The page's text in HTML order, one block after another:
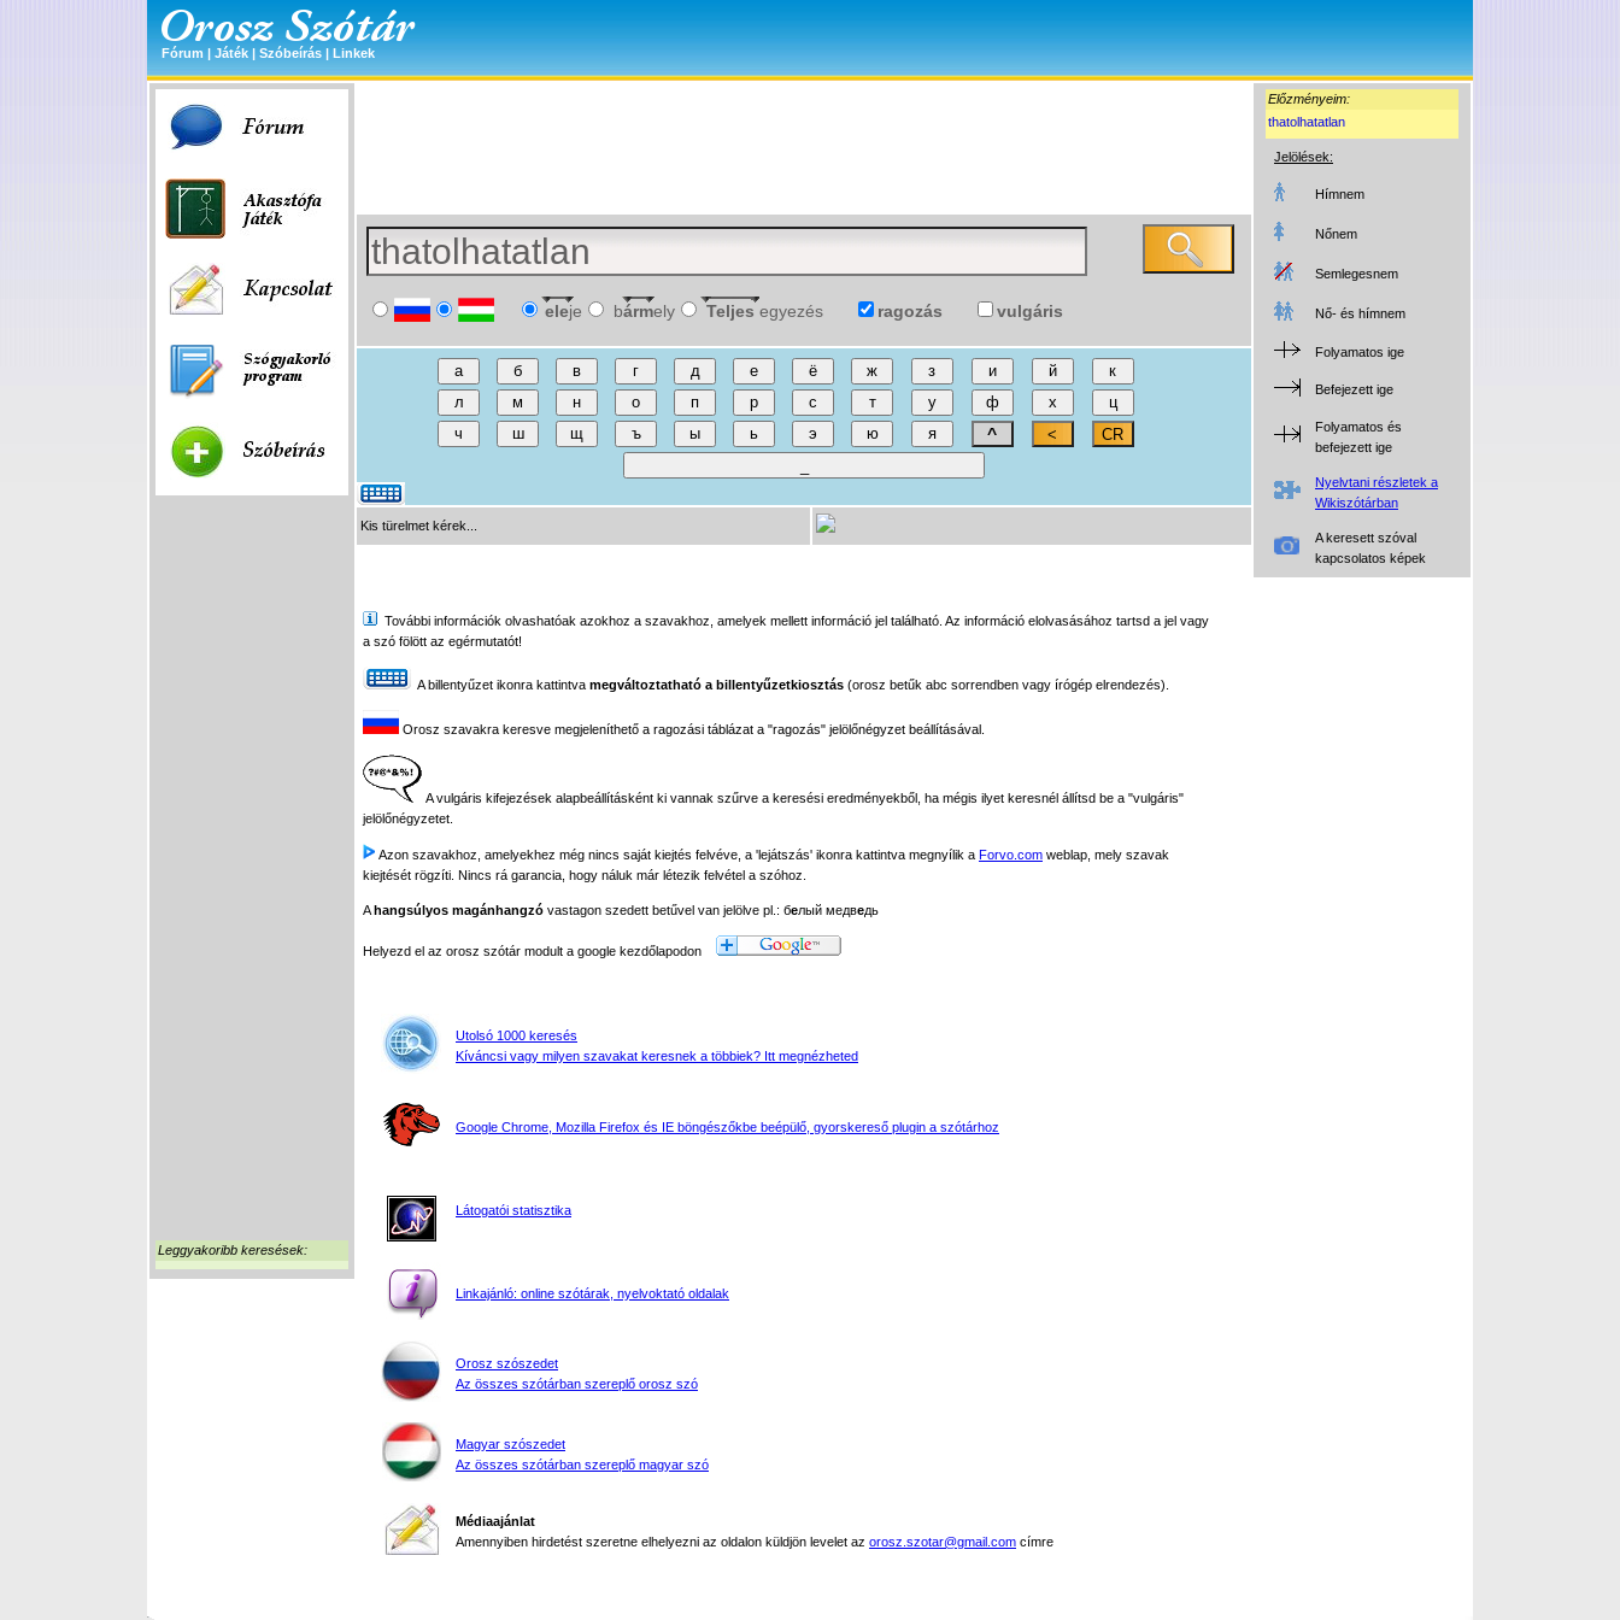
Fórum | Játék | Szóbeírás | Linkek
Előzményeim:
thatolhatatlan
Jelölések:
Hímnem
Nőnem
Semlegesnem
Nő- és hímnem
Folyamatos ige
Befejezett ige
Folyamatos és
befejezett ige
Nyelvtani részletek a
Wikiszótárban
A keresett szóval
kapcsolatos képek
Leggyakoribb keresések:
eleje bármely Teljes egyezés ragozás vulgáris
Kis türelmet kérek...
További információk olvashatóak azokhoz a szavakhoz, amelyek mellett információ jel található. Az információ elolvasásához tartsd a jel vagy
a szó fölött az egérmutatót!
A billentyűzet ikonra kattintva megváltoztatható a billentyűzetkiosztás (orosz betűk abc sorrendben vagy írógép elrendezés).
Orosz szavakra keresve megjeleníthető a ragozási táblázat a "ragozás" jelölőnégyzet beállításával.
A vulgáris kifejezések alapbeállításként ki vannak szűrve a keresési eredményekből, ha mégis ilyet keresnél állítsd be a "vulgáris"
jelölőnégyzetet.
Azon szavakhoz, amelyekhez még nincs saját kiejtés felvéve, a 'lejátszás' ikonra kattintva megnyílik a Forvo.com weblap, mely szavak
kiejtését rögzíti. Nincs rá garancia, hogy náluk már létezik felvétel a szóhoz.
Ahangsúlyos magánhangzó vastagon szedett betűvel van jelölve pl.: белый медведь
Helyezd el az orosz szótár modult a google kezdőlapodon
Utolsó 1000 keresés
Kíváncsi vagy milyen szavakat keresnek a többiek? Itt megnézheted
Google Chrome, Mozilla Firefox és IE böngészőkbe beépülő, gyorskereső plugin a szótárhoz
Látogatói statisztika
Linkajánló: online szótárak, nyelvoktató oldalak
Orosz szószedet
Az összes szótárban szereplő orosz szó
Magyar szószedet
Az összes szótárban szereplő magyar szó
Médiaajánlat
Amennyiben hirdetést szeretne elhelyezni az oldalon küldjön levelet az orosz.szotar@gmail.com címre